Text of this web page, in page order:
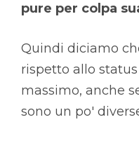
pure per colpa
Quindi diciamo
rispetto allo
massimo, anche
sono un po'